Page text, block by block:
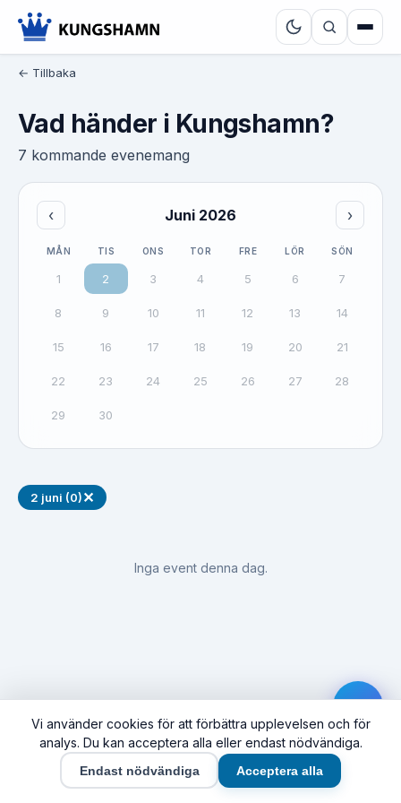
← Tillbaka
Vad händer i Kungshamn?
7 kommande evenemang
‹ Juni 2026 ›
MÅN TIS ONS TOR FRE LÖR SÖN
1 2 3 4 5 6 7
8 9 10 11 12 13 14
15 16 17 18 19 20 21
22 23 24 25 26 27 28
29 30
2 juni (0)✕
Inga event denna dag.
Vi använder cookies för att förbättra upplevelsen och för
analys. Du kan acceptera alla eller endast nödvändiga.
Endast nödvändiga Acceptera alla
Hem Synas här Företag